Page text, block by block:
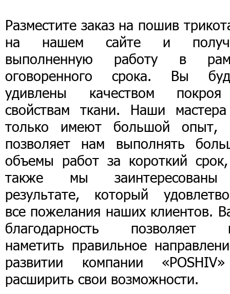
Разместите заказ на пошив
на нашем сайте и
выполненную работу в
оговоренного срока. Вы
удивлены качеством
свойствам ткани. Наши
только имеют большой опыт,
позволяет нам выполнять
объемы работ за короткий
также мы
результате, который
все пожелания наших клиентов.
благодарность позволяет
наметить правильное
развитии компании
расширить свои возможности.